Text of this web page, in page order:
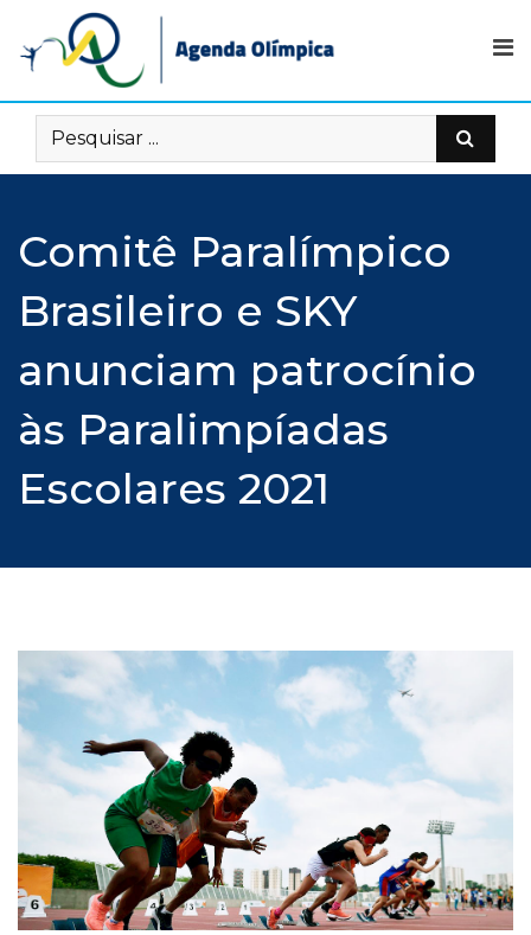
content
Comitê Paralímpico
Brasileiro e SKY
anunciam patrocínio
às Paralimpíadas
Escolares 2021